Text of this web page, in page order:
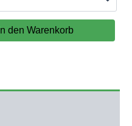
In den Warenkorb